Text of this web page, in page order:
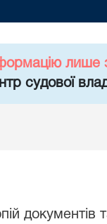
лише
судової
документів